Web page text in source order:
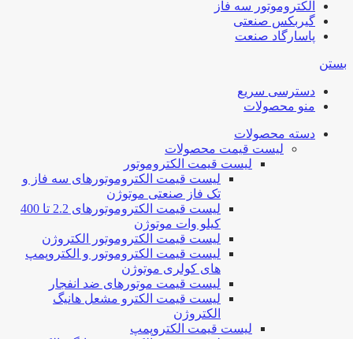
الکتروموتور سه فاز
گیربکس صنعتی
پاسارگاد صنعت
بستن
دسترسی سریع
منو محصولات
دسته محصولات
لیست قیمت محصولات
لیست قیمت الکتروموتور
لیست قیمت الکتروموتورهای سه فاز و
تک فاز صنعتی موتوژن
لیست قیمت الکتروموتورهای 2.2 تا 400
کیلو وات موتوژن
لیست قیمت الکتروموتور الکتروژن
لیست قیمت الکتروموتور و الکتروپمپ
های کولری موتوژن
لیست قیمت موتورهای ضد انفجار
لیست قیمت الکترو مشعل هانیگ
الکتروژن
لیست قیمت الکتروپمپ